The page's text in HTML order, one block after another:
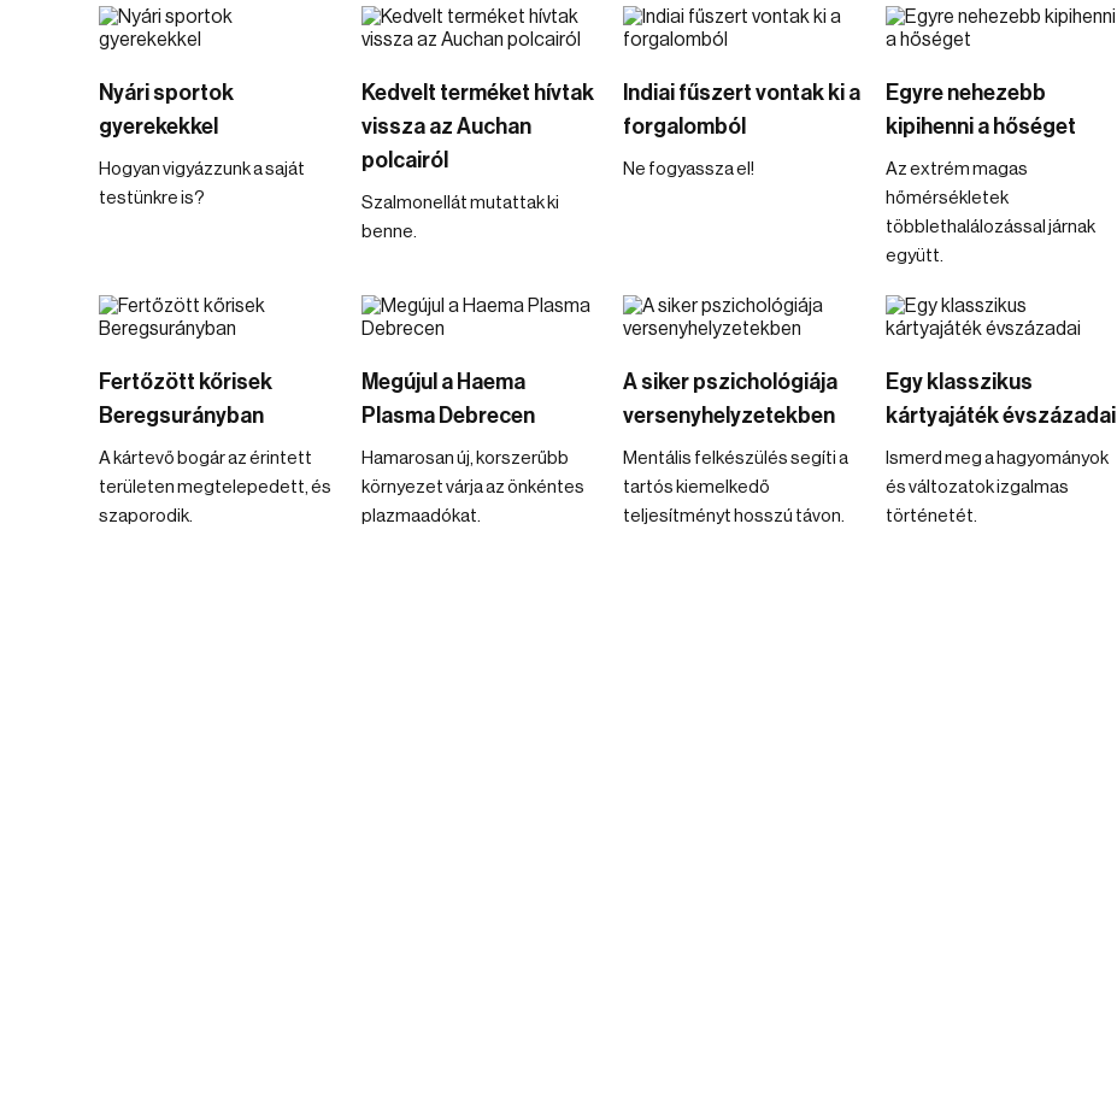
Nyári sportok
gyerekekkel
Hogyan vigyázzunk a saját
testünkre is?
Kedvelt terméket hívtak
vissza az Auchan
polcairól
Szalmonellát mutattak ki
benne.
Indiai fűszert vontak ki a
forgalomból
Ne fogyassza el!
Egyre nehezebb
kipihenni a hőséget
Az extrém magas
hőmérsékletek
többlethalálozással járnak
együtt.
Fertőzött kőrisek
Beregsurányban
A kártevő bogár az érintett
területen megtelepedett, és
szaporodik.
Megújul a Haema
Plasma Debrecen
Hamarosan új, korszerűbb
környezet várja az önkéntes
plazmaadókat.
A siker pszichológiája
versenyhelyzetekben
Mentális felkészülés segíti a
tartós kiemelkedő
teljesítményt hosszú távon.
Egy klasszikus
kártyajáték évszázadai
Ismerd meg a hagyományok
és változatok izgalmas
történetét.